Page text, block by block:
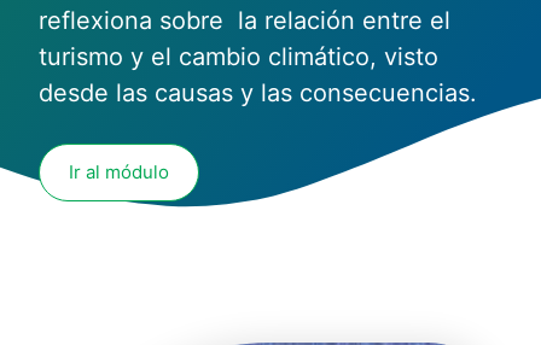
reflexiona sobre la relación entre el
turismo y el cambio climático, visto
desde las causas y las consecuencias.
Ir al módulo